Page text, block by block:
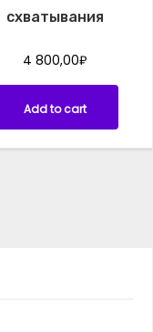
0
схватывания
4 800,00₽
Add to cart